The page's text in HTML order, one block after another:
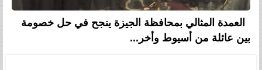
العمدة المثالي بمحافظة الجيزة ينجح في حل خصومة
بين عائلة من أسيوط وأخر...